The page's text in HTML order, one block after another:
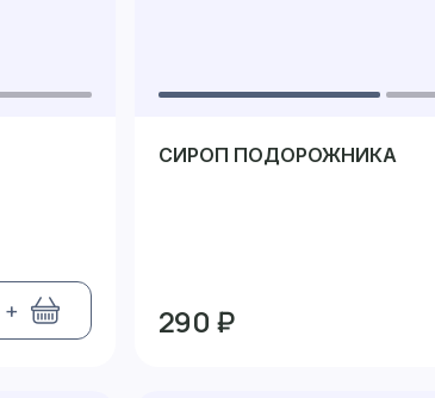
+
СИРОП ПОДОРОЖНИКА
290 ₽